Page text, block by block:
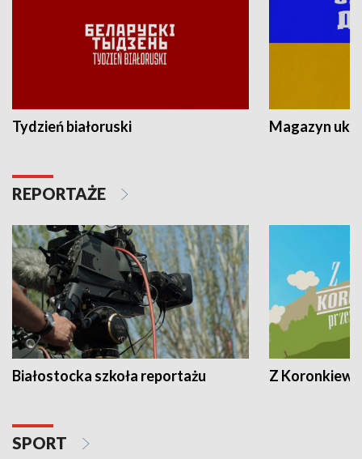
Tydzień białoruski Magazyn
REPORTAŻE
Białostocka szkoła reportażu Z
SPORT